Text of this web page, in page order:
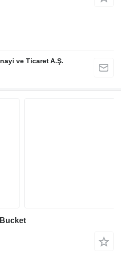
ve Ticaret A.Ş.